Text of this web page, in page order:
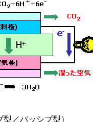
／パッシブ型）